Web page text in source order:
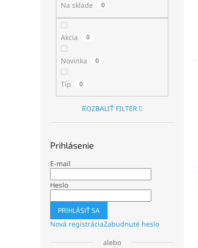
Na sklade 0
Akcia 0
Novinka 0
Tip 0
ROZBALIŤ FILTER
Prihlásenie
E-mail
Heslo
PRIHLÁSIŤ SA
Nová registráciaZabudnuté heslo
alebo